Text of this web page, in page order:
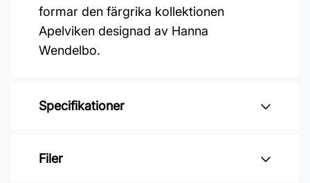
formar den färgrika kollektionen
Apelviken designad av Hanna
Wendelbo.
Specifikationer
Varumärke: Midbec Tapeter
Filer